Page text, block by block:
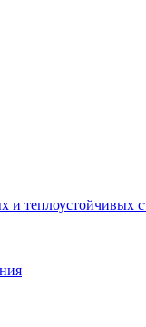
и теплоустойчивых